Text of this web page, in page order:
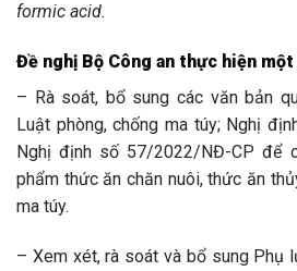
formic acid.
Đề nghị Bộ Công an thực hiện
– Rà soát, bổ sung các văn bản
Luật phòng, chống ma túy; Nghị
Nghị định số 57/2022/NĐ-CP để
phẩm thức ăn chăn nuôi, thức ăn
ma túy.
– Xem xét, rà soát và bổ sung Phụ